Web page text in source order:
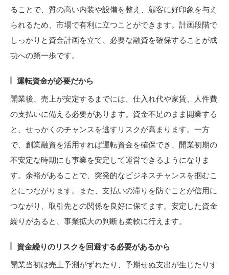
ることで、質の高い内装や設備を整え、顧客に好印象を与え
られるため、市場で有利に立つことができます。計画段階で
しっかりと資金計画を立て、必要な融資を確保することが成
功への第一歩です。
運転資金が必要だから
開業後、売上が安定するまでには、仕入れ代や家賃、人件費
の支払いに備える必要があります。資金不足のまま開業する
と、せっかくのチャンスを逃すリスクが高まります。一方
で、創業融資を活用すれば運転資金を確保でき、開業初期の
不安定な時期にも事業を安定して運営できるようになりま
す。余裕があることで、突発的なビジネスチャンスを掴むこ
とにつながります。また、支払いの滞りを防ぐことが信用に
つながり、取引先との関係を良好に保てます。安定した資金
繰りがあると、事業拡大の判断も柔軟に行えます。
資金繰りのリスクを回避する必要があるから
開業当初は売上予測がずれたり、予期せぬ支出が生じたりす